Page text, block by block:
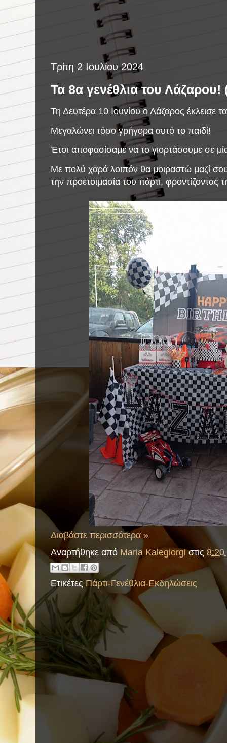
Τρίτη 2 Ιουλίου 2024
Τα 8α γενέθλια του
Τη Δευτέρα 10 Ιουνίου ο Λάζαρος έκλεισε
Μεγαλώνει τόσο γρήγορα αυτό το παιδί!
Έτσι αποφασίσαμε να το γιορτάσουμε σε
Με πολύ χαρά λοιπόν θα μοιραστώ μαζί
την προετοιμασία του πάρτι, φροντίζοντας
Διαβάστε περισσότερα »
Αναρτήθηκε από Maria Kalegiorgi στις 8:20
Ετικέτες Πάρτι-Γενέθλια-Εκδηλώσεις